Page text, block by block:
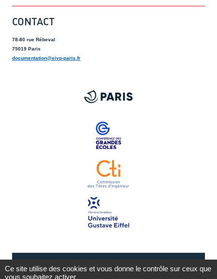
CONTACT
78-80 rue Rébeval
75019 Paris
documentation@eivp-paris.fr
Ce site utilise des cookies et vous donne le contrôle sur ceux que
vous souhaitez activer